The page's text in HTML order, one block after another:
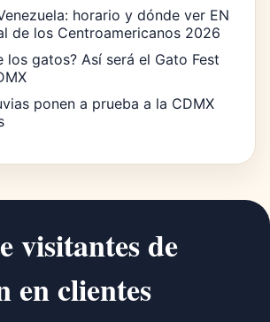
horario y dónde ver EN
de los Centroamericanos 2026
los gatos? Así será el Gato Fest
ponen a prueba a la CDMX
visitantes de
en clientes